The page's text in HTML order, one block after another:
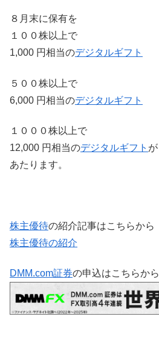
８月末に保有を
１００株以上で
1,000 円相当のデジタルギフト
５００株以上で
6,000 円相当のデジタルギフト
１０００株以上で
12,000 円相当のデジタルギフト が
あたります。
株主優待の紹介記事はこちらから
株主優待の紹介
DMM.com証券の申込はこちらから